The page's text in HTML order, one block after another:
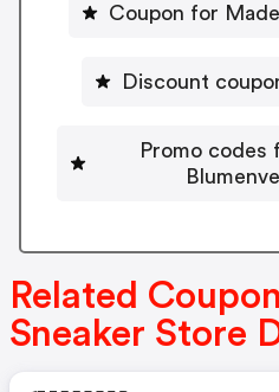
Coupon for
Discount
Promo codes
Related
Sneaker Store